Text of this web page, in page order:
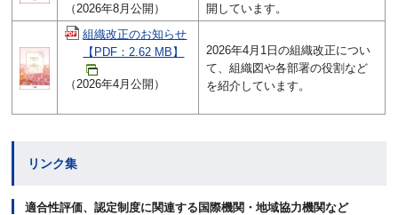
（2026年8月公開）
開しています。
組織改正のお知らせ
【PDF：2.62 MB】
（2026年4月公開）
2026年4月1日の組織改正につい
て、組織図や各部署の役割など
を紹介しています。
リンク集
適合性評価、認定制度に関連する国際機関・地域協力機関など